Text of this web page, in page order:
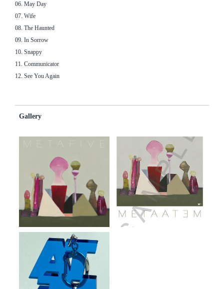
06. May Day
07. Wife
08. The Haunted
09. In Sorrow
10. Snappy
11. Communicator
12. See You Again
Gallery